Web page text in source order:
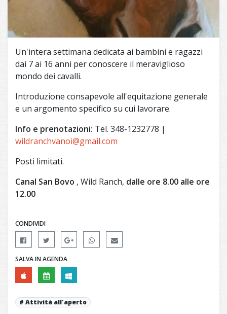
Un'intera settimana dedicata ai bambini e ragazzi
dai 7 ai 16 anni per conoscere il meraviglioso
mondo dei cavalli.
Introduzione consapevole all'equitazione generale
e un argomento specifico su cui lavorare.
Info e prenotazioni: Tel. 348-1232778 |
wildranchvanoi@gmail.com
Posti limitati.
Canal San Bovo , Wild Ranch, dalle ore 8.00 alle ore
12.00
CONDIVIDI
SALVA IN AGENDA
Attività all'aperto